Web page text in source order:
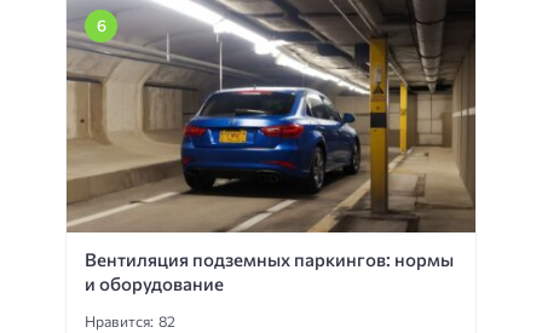
Вентиляция подземных паркингов: нормы
и оборудование
Нравится: 82